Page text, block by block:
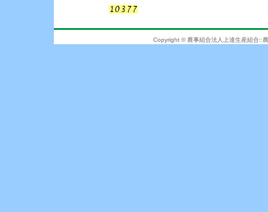
Copyright © 農事組合法人上達生産組合::